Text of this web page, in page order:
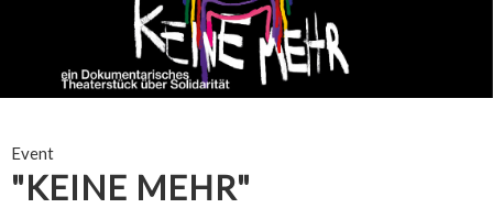
Event
"KEINE MEHR"